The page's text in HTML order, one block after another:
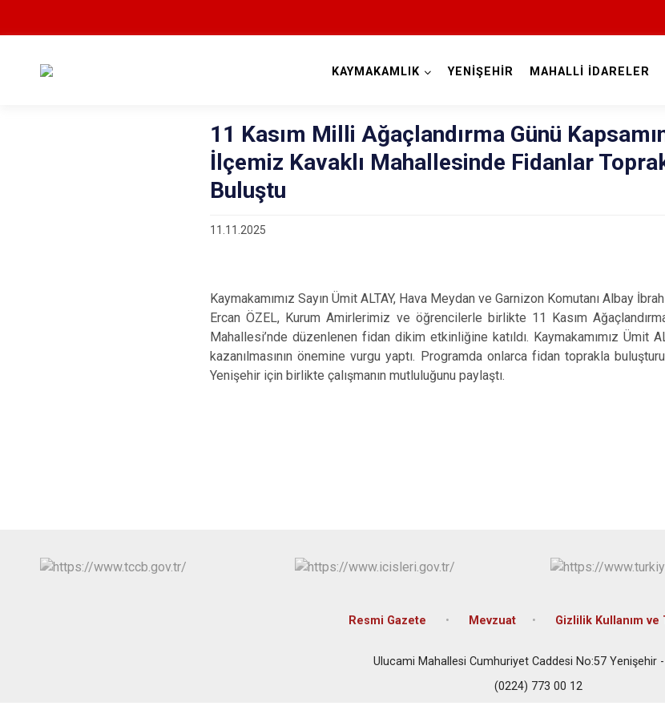
İznik
KAYMAKAMLIK YENİŞEHİR MAHALLİ İDARELER
11 Kasım Milli Ağaçlandırma Günü
İlçemiz Kavaklı Mahallesinde Fidanlar
Buluştu
11.11.2025
Kaymakamımız Sayın Ümit ALTAY, Hava Meydan ve Garnizon Komutanı Albay
Ercan ÖZEL, Kurum Amirlerimiz ve öğrencilerle birlikte 11 Kasım
Mahallesi’nde düzenlenen fidan dikim etkinliğine katıldı. Kaymakamımız Ümit
kazanılmasının önemine vurgu yaptı. Programda onlarca fidan toprakla
Yenişehir için birlikte çalışmanın mutluluğunu paylaştı.
Resmi Gazete Mevzuat Gizlilik Kullanım ve
Ulucami Mahallesi Cumhuriyet Caddesi No:57 Yenişehir -
(0224) 773 00 12